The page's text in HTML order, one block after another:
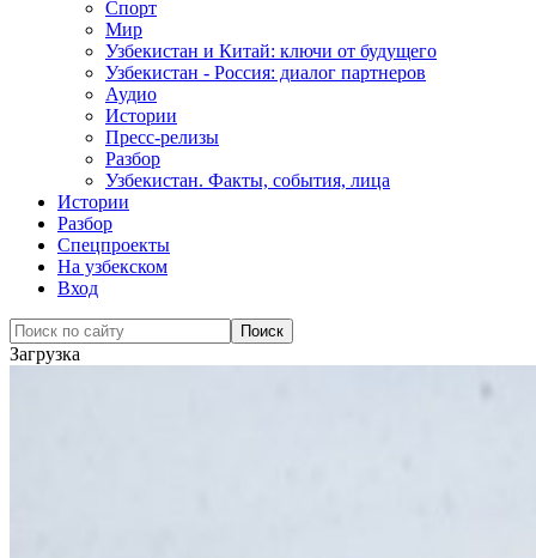
Спорт
Мир
Узбекистан и Китай: ключи от будущего
Узбекистан - Россия: диалог партнеров
Аудио
Истории
Пресс-релизы
Разбор
Узбекистан. Факты, события, лица
Истории
Разбор
Спецпроекты
На узбекском
Вход
Загрузка